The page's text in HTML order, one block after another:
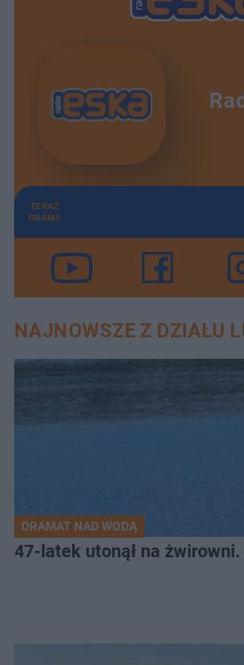
TERAZ
GRAMY
NAJNOWSZE Z DZIAŁU
DRAMAT NAD WODĄ
47-latek utonął na